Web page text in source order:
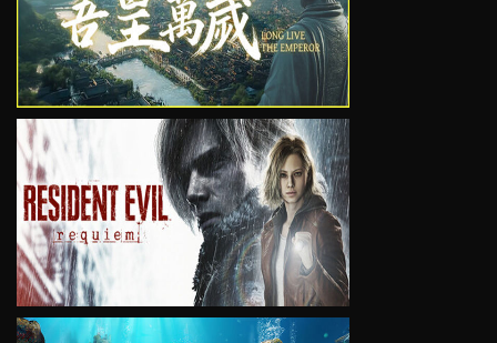
VIEW
VIEW